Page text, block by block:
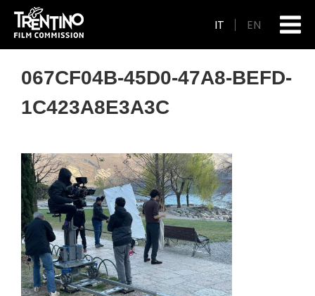
IT EN
067CF04B-45D0-47A8-BEFD-
1C423A8E3A3C